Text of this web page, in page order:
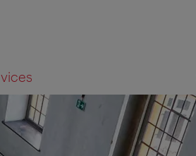
SUCHEN